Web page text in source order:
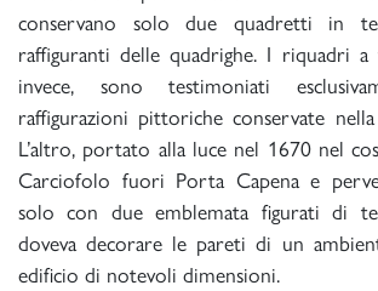
conservano solo due quadretti in
raffiguranti delle quadrighe. I riquadri a
invece, sono testimoniati
raffigurazioni pittoriche conservate
L’altro, portato alla luce nel 1670 nel
Carciofolo fuori Porta Capena e
solo con due emblemata figurati di
doveva decorare le pareti di un
edificio di notevoli dimensioni.